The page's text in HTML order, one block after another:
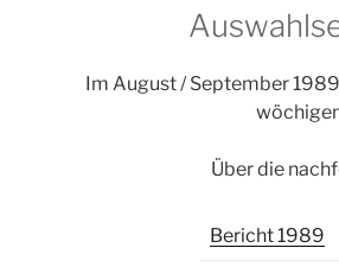
Im August / September
Über die
Bericht 1989